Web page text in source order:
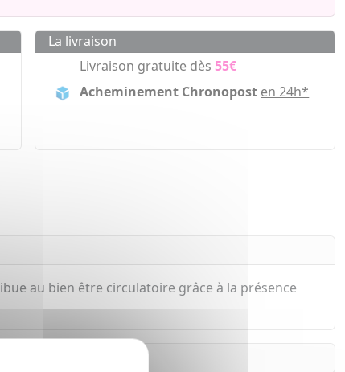
La livraison
Livraison gratuite dès55€
Acheminement Chronopost en 24h*
au bien être circulatoire grâce à la présence